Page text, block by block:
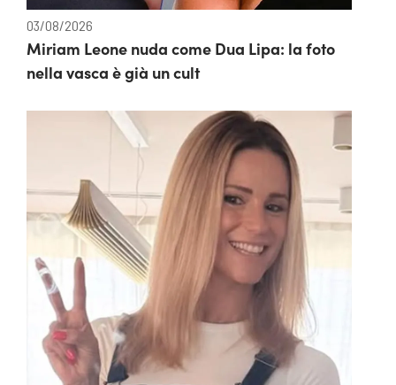
03/08/2026
Miriam Leone nuda come Dua Lipa: la foto
nella vasca è già un cult